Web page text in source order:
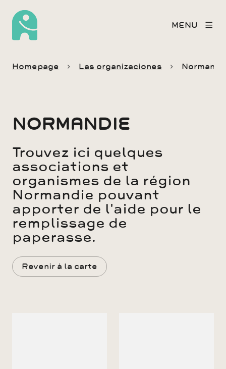
MENU
Homepage Las organizaciones
NORMANDIE
Trouvez ici quelques
associations et
organismes de la région
Normandie pouvant
apporter de l'aide pour le
remplissage de
paperasse.
Revenir à la carte